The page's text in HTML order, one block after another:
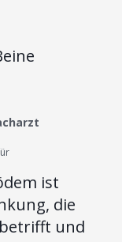
ist
die
und